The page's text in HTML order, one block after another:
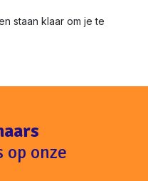
staan klaar om je te
onze